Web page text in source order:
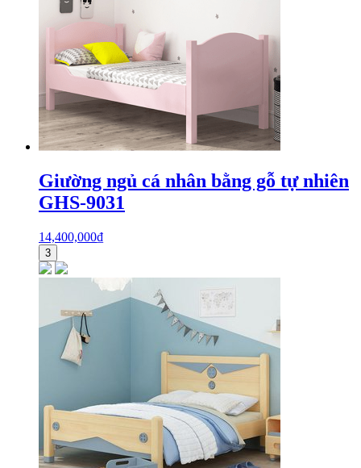
Giường ngủ cá nhân bằng gỗ tự nhiên
GHS-9031
14,400,000₫
3